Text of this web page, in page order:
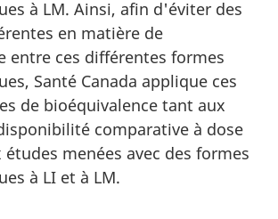
à LM. Ainsi, afin d'éviter des
en matière de
entre ces différentes formes
Santé Canada applique ces
de bioéquivalence tant aux
comparative à dose
menées avec des formes
à LI et à LM.